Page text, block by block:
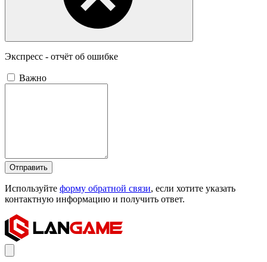
Экспресс - отчёт об ошибке
Важно
Отправить
Используйте форму обратной связи, если хотите указать
контактную информацию и получить ответ.